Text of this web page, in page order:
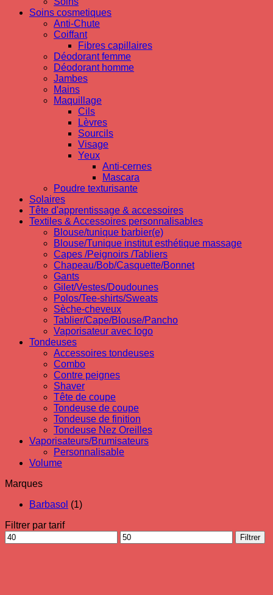
Soins cosmetiques
Anti-Chute
Coiffant
Fibres capillaires
Déodorant femme
Déodorant homme
Jambes
Mains
Maquillage
Cils
Lèvres
Sourcils
Visage
Yeux
Anti-cernes
Mascara
Poudre texturisante
Solaires
Tête d'apprentissage & accessoires
Textiles & Accessoires personnalisables
Blouse/tunique barbier(e)
Blouse/Tunique institut esthétique massage
Capes /Peignoirs /Tabliers
Chapeau/Bob/Casquette/Bonnet
Gants
Gilet/Vestes/Doudounes
Polos/Tee-shirts/Sweats
Sèche-cheveux
Tablier/Cape/Blouse/Pancho
Vaporisateur avec logo
Tondeuses
Accessoires tondeuses
Combo
Contre peignes
Shaver
Tête de coupe
Tondeuse de coupe
Tondeuse de finition
Tondeuse Nez Oreilles
Vaporisateurs/Brumisateurs
Personnalisable
Volume
Marques
Barbasol (1)
Filtrer par tarif
Prix
min
Prix
max
Filtrer